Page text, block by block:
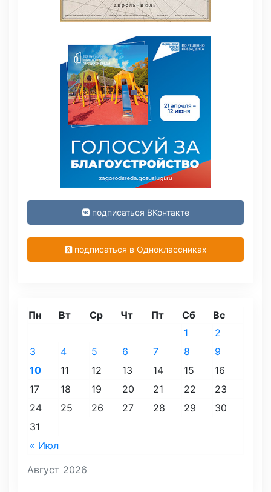
подписаться ВКонтакте
подписаться в Одноклассниках
Август 2026
Пн Вт Ср Чт Пт Сб Вс
« Июл
1
2
3
4 5 6 7 8
9
10
11 12 13 14 15
16
17
18 19 20 21 22
23
24
25 26 27 28 29
30
31